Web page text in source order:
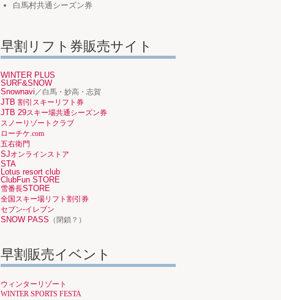
白馬村共通シーズン券
早割リフト券販売サイト
WINTER PLUS
SURF&SNOW
Snownavi ／白馬・妙高・志賀
JTB 割引スキーリフト券
JTB 29スキー場共通シーズン券
スノーリゾートクラブ
ローチケ.com
五右衛門
SJオンラインストア
STA
Lotus resort club
ClubFun STORE
雪番長STORE
全国スキー場リフト割引券
セブン-イレブン
SNOW PASS （閉鎖？）
早割販売イベント
ウィンターリゾート
WINTER SPORTS FESTA